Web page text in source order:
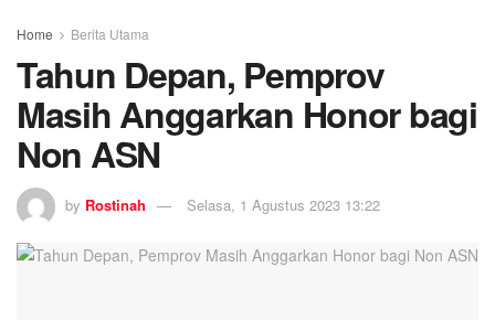
Home Berita Utama
Tahun Depan, Pemprov
Masih Anggarkan Honor bagi
Non ASN
by Rostinah Selasa, 1 Agustus 2023 13:22